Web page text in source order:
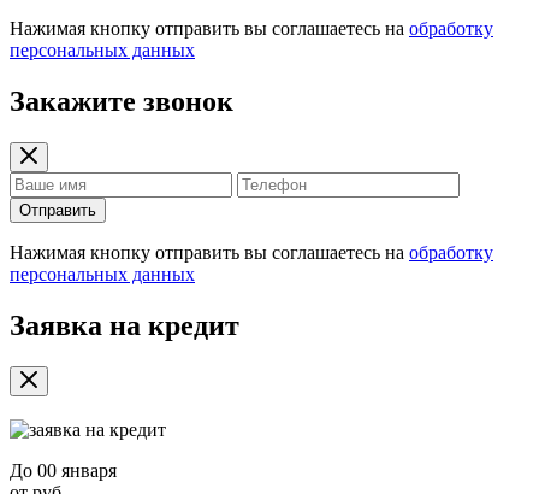
Нажимая кнопку отправить вы соглашаетесь на обработку
персональных данных
Закажите звонок
Отправить
Нажимая кнопку отправить вы соглашаетесь на обработку
персональных данных
Заявка на кредит
До 00 января